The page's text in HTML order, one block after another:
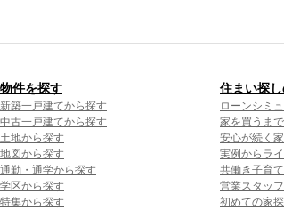
物件を探す
新築一戸建てから探す
中古一戸建てから探す
土地から探す
地図から探す
通勤・通学から探す
学区から探す
特集から探す
住まい探
ローンシミ
家を買うま
安心が続く
実例からラ
共働き子育
営業スタッ
初めての家